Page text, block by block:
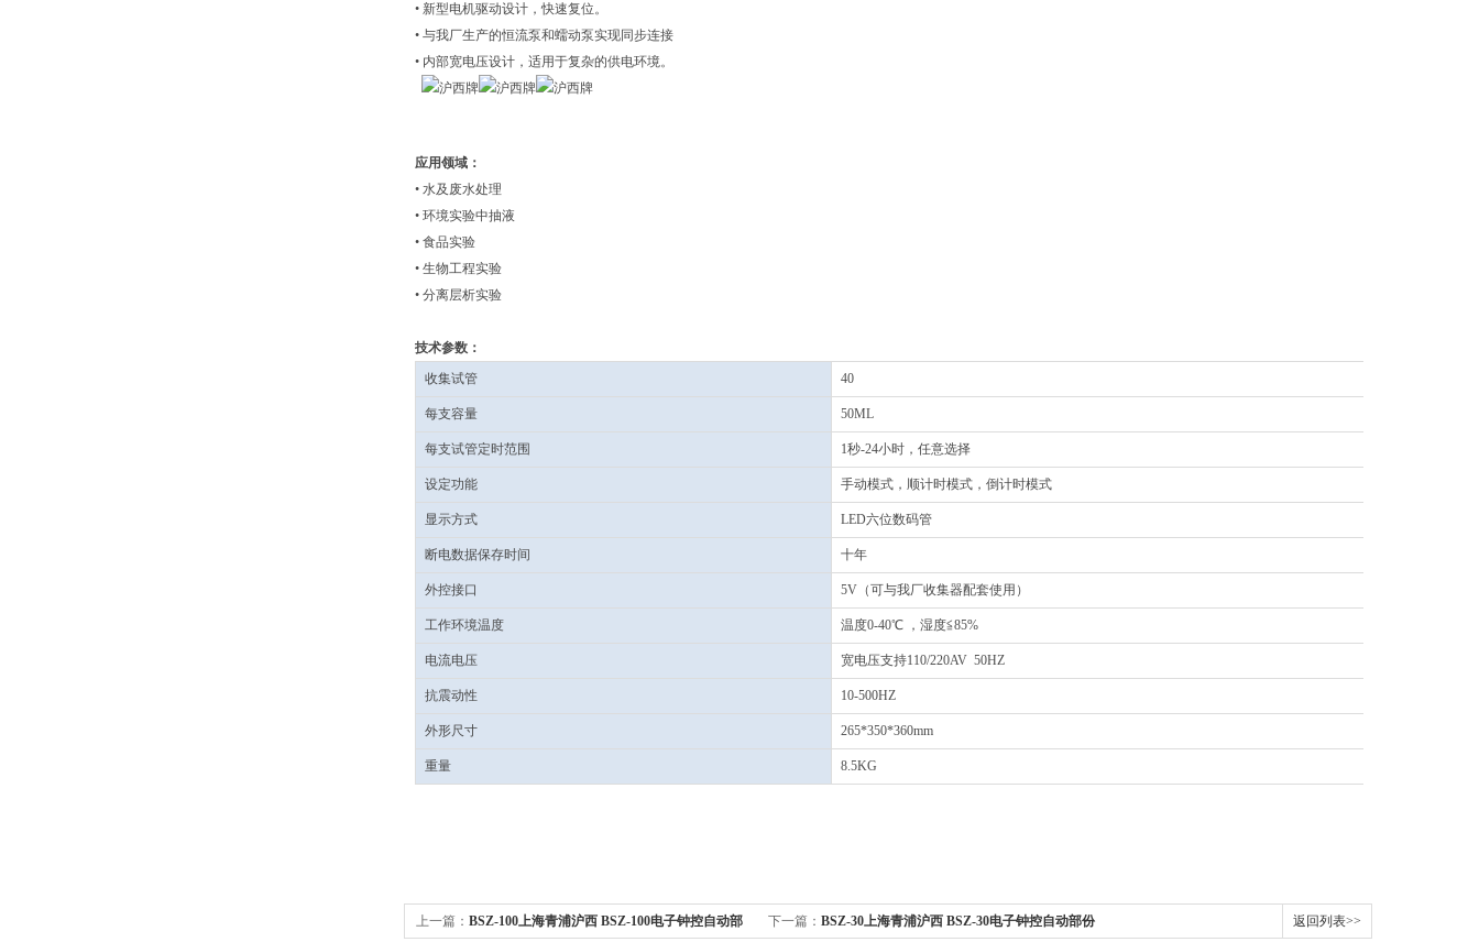
• 新型电机驱动设计，快速复位。
• 与我厂生产的恒流泵和蠕动泵实现同步连接
• 内部宽电压设计，适用于复杂的供电环境。
应用领域：
• 水及废水处理
• 环境实验中抽液
• 食品实验
• 生物工程实验
• 分离层析实验
技术参数：
收集试管
40
每支容量 50ML
每支试管定时范围 1秒-24小时，任意选择
设定功能 手动模式，顺计时模式，倒计时模式
显示方式 LED六位数码管
断电数据保存时间 十年
外控接口 5V（可与我厂收集器配套使用）
工作环境温度 温度0-40℃ ，湿度≦85%
电流电压 宽电压支持110/220AV 50HZ
抗震动性 10-500HZ
外形尺寸 265*350*360mm
重量 8.5KG
上一篇： BSZ-100上海青浦沪西 BSZ-100电子钟控自动部 下一篇： BSZ-30上海青浦沪西 BSZ-30电子钟控自动部份 返回列表>>